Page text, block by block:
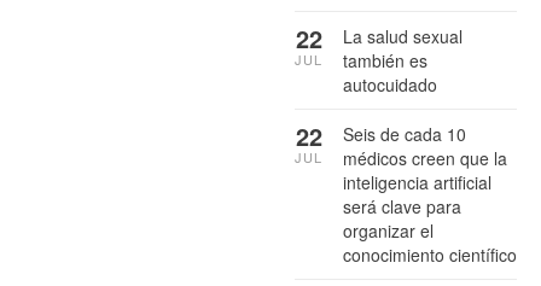
La salud sexual
también es
autocuidado
22
JUL
Seis de cada 10
médicos creen que la
inteligencia artificial
será clave para
organizar el
conocimiento científico
22
JUL